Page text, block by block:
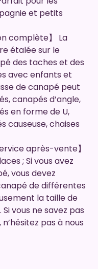
et petits
complète】 La
étalée sur le
des taches et des
avec enfants et
de canapé peut
canapés d’angle,
en forme de U,
causeuse, chaises
après-vente】
; Si vous avez
vous devez
de différentes
la taille de
vous ne savez pas
pas à nous